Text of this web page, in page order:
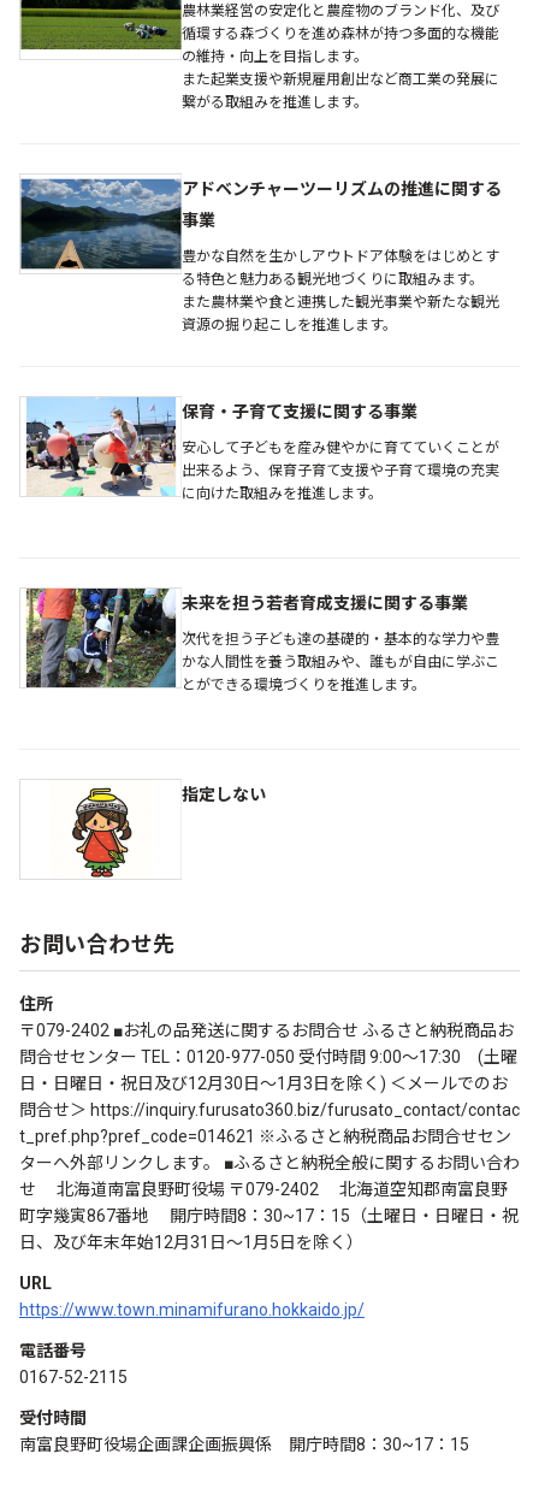
農林業経営の安定化と農産物のブランド化、及び
循環する森づくりを進め森林が持つ多面的な機能
の維持・向上を目指します。
また起業支援や新規雇用創出など商工業の発展に
繋がる取組みを推進します。
アドベンチャーツーリズムの推進に関する
事業
豊かな自然を生かしアウトドア体験をはじめとす
る特色と魅力ある観光地づくりに取組みます。
また農林業や食と連携した観光事業や新たな観光
資源の掘り起こしを推進します。
保育・子育て支援に関する事業
安心して子どもを産み健やかに育てていくことが
出来るよう、保育子育て支援や子育て環境の充実
に向けた取組みを推進します。
未来を担う若者育成支援に関する事業
次代を担う子ども達の基礎的・基本的な学力や豊
かな人間性を養う取組みや、誰もが自由に学ぶこ
とができる環境づくりを推進します。
指定しない
お問い合わせ先
住所
〒079-2402 ■お礼の品発送に関するお問合せ ふるさと納税商品お
問合せセンター TEL：0120-977-050 受付時間 9:00～17:30 (土曜
日・日曜日・祝日及び12月30日～1月3日を除く) ＜メールでのお
問合せ＞ https://inquiry.furusato360.biz/furusato_contact/contac
t_pref.php?pref_code=014621 ※ふるさと納税商品お問合せセン
ターへ外部リンクします。 ■ふるさと納税全般に関するお問い合わ
せ 北海道南富良野町役場 〒079-2402 北海道空知郡南富良野
町字幾寅867番地 開庁時間8：30~17：15（土曜日・日曜日・祝
日、及び年末年始12月31日～1月5日を除く）
URL
https://www.town.minamifurano.hokkaido.jp/
電話番号
0167-52-2115
受付時間
南富良野町役場企画課企画振興係 開庁時間8：30~17：15